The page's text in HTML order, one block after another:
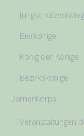
Bierkönige
König der Könige
Bezirkskönige
Damenkorps
Veranstaltungen